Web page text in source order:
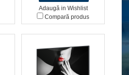
Adaugă in Wishlist
Compară produs